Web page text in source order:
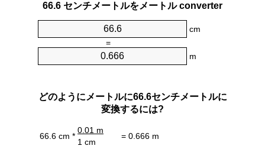
66.6 センチメートルをメートル converter
cm
=
m
どのようにメートルに66.6センチメートルに
変換するには?
66.6 cm *
0.01 m
= 0.666 m
1 cm